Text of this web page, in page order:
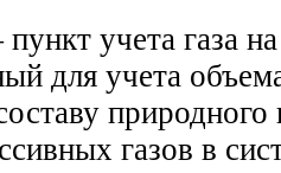
учета газа
для учета
газов в